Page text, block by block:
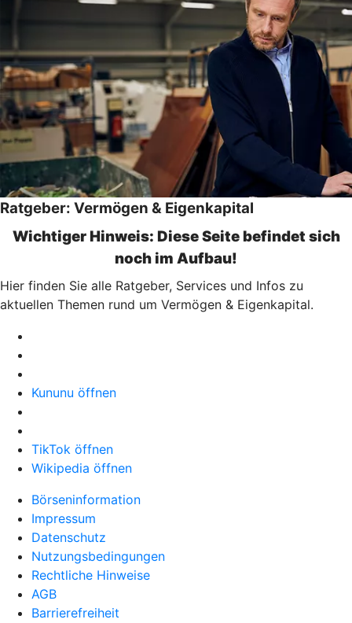
Ratgeber: Vermögen & Eigenkapital
Wichtiger Hinweis: Diese Seite befindet sich
noch im Aufbau!
Hier finden Sie alle Ratgeber, Services und Infos zu
aktuellen Themen rund um Vermögen & Eigenkapital.
Kununu öffnen
TikTok öffnen
Wikipedia öffnen
Börseninformation
Impressum
Datenschutz
Nutzungsbedingungen
Rechtliche Hinweise
AGB
Barrierefreiheit